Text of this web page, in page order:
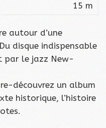
15 m
autour d’une
disque indispensable
par le jazz New-
découvrez un album
historique, l’histoire